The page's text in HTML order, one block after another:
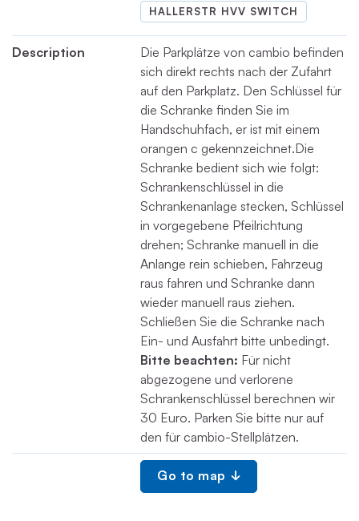
HALLERSTR HVV SWITCH
Description
Die Parkplätze von cambio befinden
sich direkt rechts nach der Zufahrt
auf den Parkplatz. Den Schlüssel für
die Schranke finden Sie im
Handschuhfach, er ist mit einem
orangen c gekennzeichnet.Die
Schranke bedient sich wie folgt:
Schrankenschlüssel in die
Schrankenanlage stecken, Schlüssel
in vorgegebene Pfeilrichtung
drehen; Schranke manuell in die
Anlange rein schieben, Fahrzeug
raus fahren und Schranke dann
wieder manuell raus ziehen.
Schließen Sie die Schranke nach
Ein- und Ausfahrt bitte unbedingt.
Bitte beachten: Für nicht
abgezogene und verlorene
Schrankenschlüssel berechnen wir
30 Euro. Parken Sie bitte nur auf
den für cambio-Stellplätzen.
Go to map